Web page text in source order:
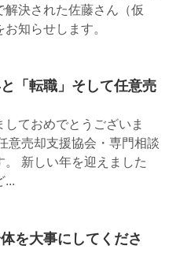
解決された佐藤さん（仮
知らせします。
「転職」そして任意売
しておめでとうございま
意売却支援協会・専門相談
。 新しい年を迎えました
...
を大事にしてくださ